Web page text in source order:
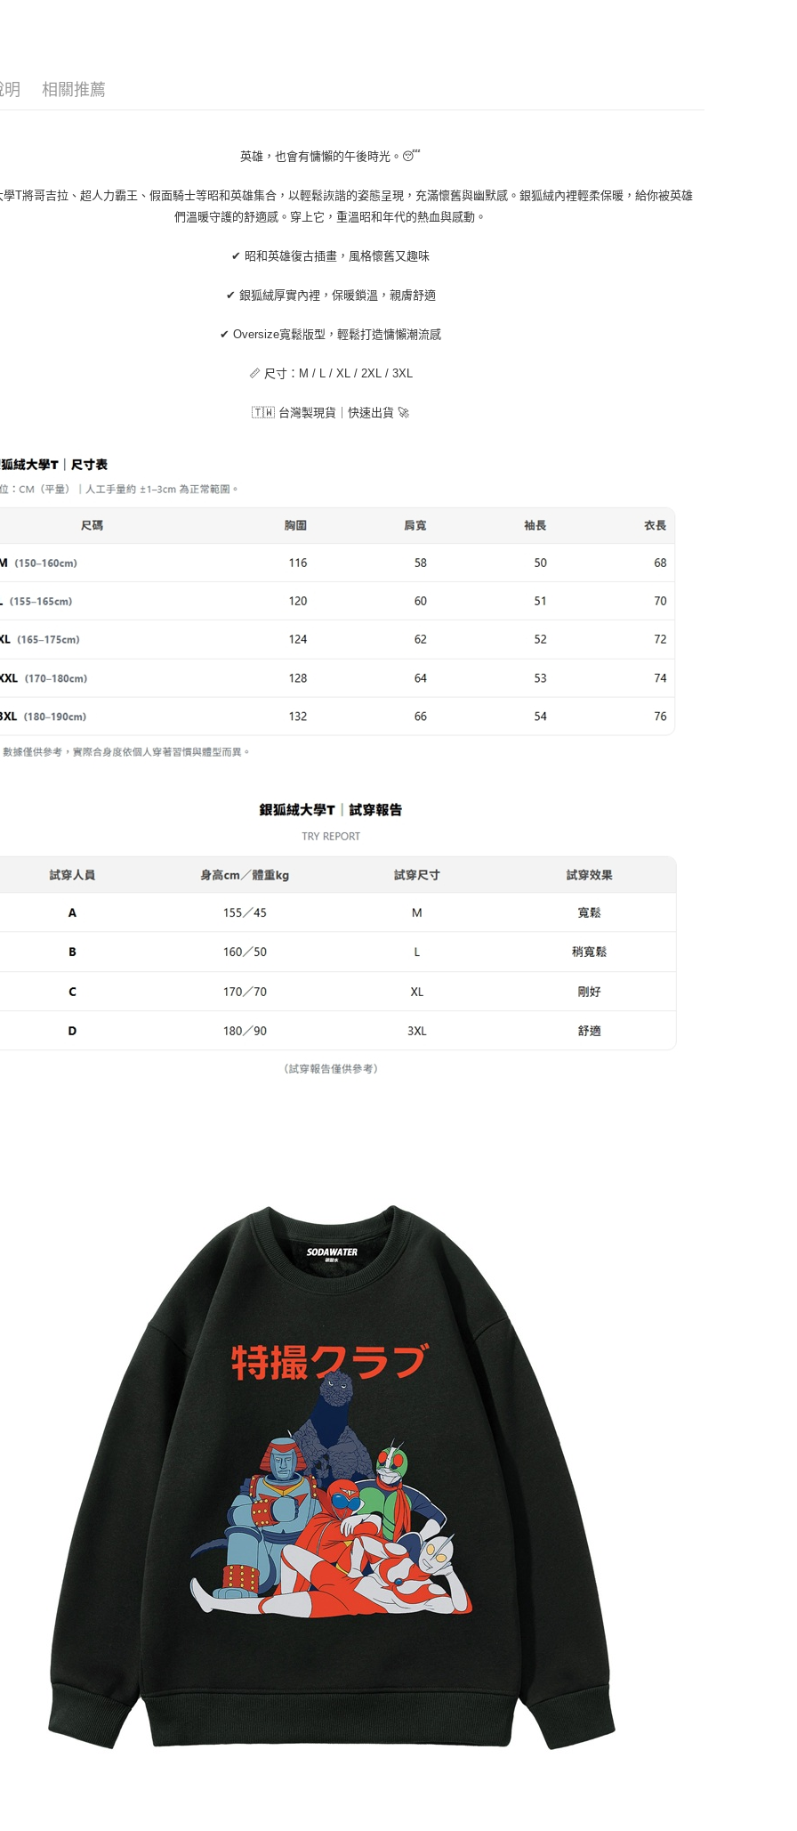
５．嚴禁一人註冊多個帳號或使用他人資訊註冊。若發現惡意使用之情
明 相關推薦
英雄，也會有慵懶的午後時光。😴
學T將哥吉拉、超人力霸王、假面騎士等昭和英雄集合，以輕鬆詼諧的姿態呈現，充滿懷舊與幽默感。銀狐絨內裡輕柔保暖，給你被英雄
們溫暖守護的舒適感。穿上它，重溫昭和年代的熱血與感動。
✔ 昭和英雄復古插畫，風格懷舊又趣味
✔ 銀狐絨厚實內裡，保暖鎖溫，親膚舒適
✔ Oversize寬鬆版型，輕鬆打造慵懶潮流感
📏 尺寸：M / L / XL / 2XL / 3XL
🇹🇼 台灣製現貨｜快速出貨 🚀